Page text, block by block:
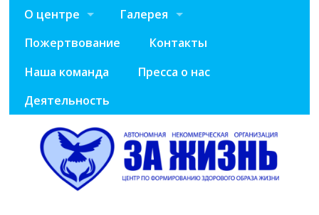
О центре
Галерея
Пожертвование
Контакты
Наша команда
Пресса о нас
Деятельность